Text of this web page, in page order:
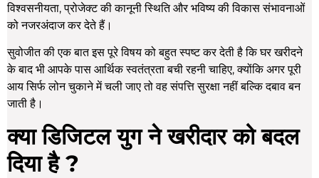
विश्वसनीयता, प्रोजेक्ट की कानूनी स्थिति और भविष्य की विकास संभावनाओं
को नजरअंदाज कर देते हैं।
सुवोजीत की एक बात इस पूरे विषय को बहुत स्पष्ट कर देती है कि घर खरीदने
के बाद भी आपके पास आर्थिक स्वतंत्रता बची रहनी चाहिए, क्योंकि अगर पूरी
आय सिर्फ लोन चुकाने में चली जाए तो वह संपत्ति सुरक्षा नहीं बल्कि दबाव बन
जाती है।
क्या डिजिटल युग ने खरीदार को बदल
दिया है ?